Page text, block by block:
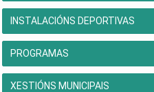
INSTALACIÓNS DEPORTIVAS
PROGRAMAS
XESTIÓNS MUNICIPAIS